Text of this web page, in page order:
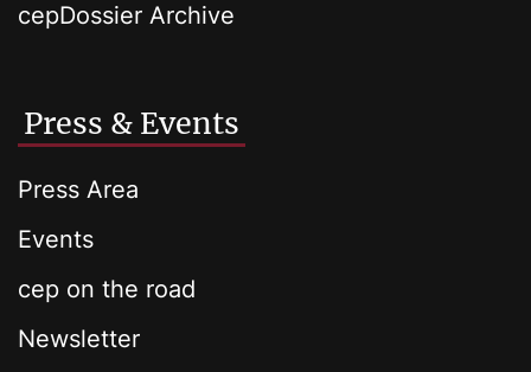
cepDossier Archive
Press & Events
Press Area
Events
cep on the road
Newsletter